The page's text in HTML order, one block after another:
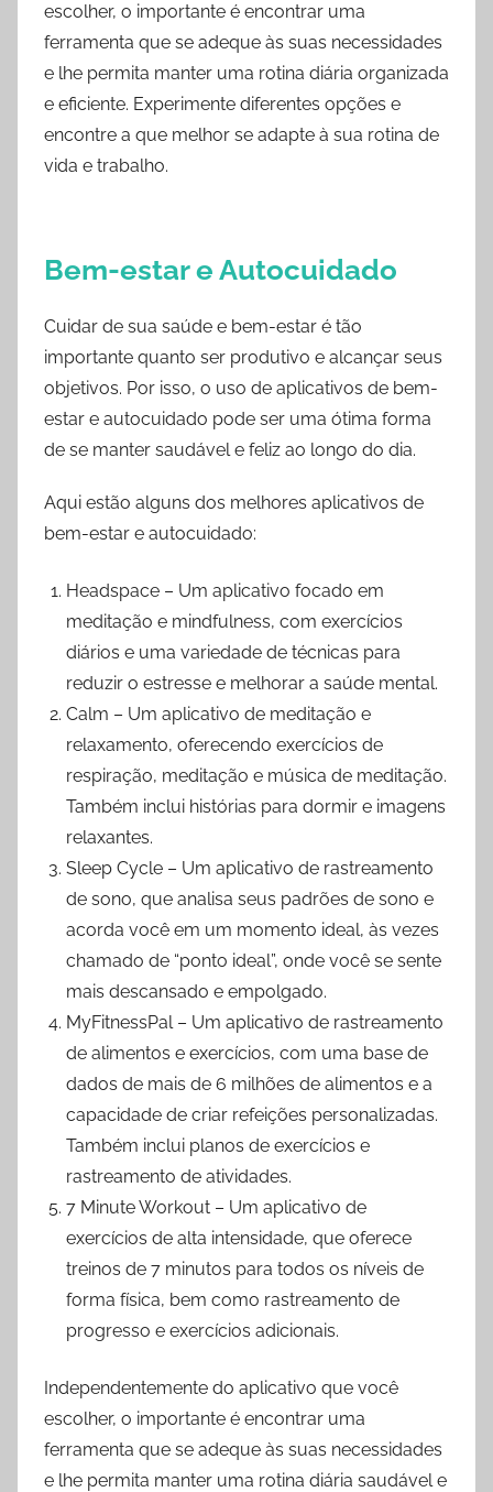
escolher, o importante é encontrar uma
ferramenta que se adeque às suas necessidades
e lhe permita manter uma rotina diária organizada
e eficiente. Experimente diferentes opções e
encontre a que melhor se adapte à sua rotina de
vida e trabalho.
Bem-estar e Autocuidado
Cuidar de sua saúde e bem-estar é tão
importante quanto ser produtivo e alcançar seus
objetivos. Por isso, o uso de aplicativos de bem-
estar e autocuidado pode ser uma ótima forma
de se manter saudável e feliz ao longo do dia.
Aqui estão alguns dos melhores aplicativos de
bem-estar e autocuidado:
Headspace – Um aplicativo focado em
meditação e mindfulness, com exercícios
diários e uma variedade de técnicas para
reduzir o estresse e melhorar a saúde mental.
Calm – Um aplicativo de meditação e
relaxamento, oferecendo exercícios de
respiração, meditação e música de meditação.
Também inclui histórias para dormir e imagens
relaxantes.
Sleep Cycle – Um aplicativo de rastreamento
de sono, que analisa seus padrões de sono e
acorda você em um momento ideal, às vezes
chamado de “ponto ideal”, onde você se sente
mais descansado e empolgado.
MyFitnessPal – Um aplicativo de rastreamento
de alimentos e exercícios, com uma base de
dados de mais de 6 milhões de alimentos e a
capacidade de criar refeições personalizadas.
Também inclui planos de exercícios e
rastreamento de atividades.
7 Minute Workout – Um aplicativo de
exercícios de alta intensidade, que oferece
treinos de 7 minutos para todos os níveis de
forma física, bem como rastreamento de
progresso e exercícios adicionais.
Independentemente do aplicativo que você
escolher, o importante é encontrar uma
ferramenta que se adeque às suas necessidades
e lhe permita manter uma rotina diária saudável e